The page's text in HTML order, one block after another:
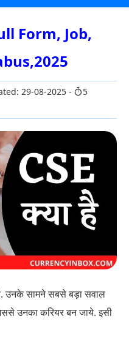
Form, Job,
29-08-2025
5
उनके सामने सबसे बड़ा सवाल
उनका करियर बन जाये. इसी